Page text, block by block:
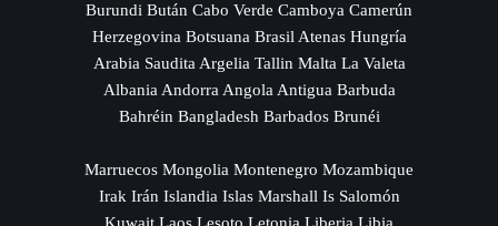
Burundi Bután Cabo Verde Camboya Camerún
Herzegovina Botsuana Brasil Atenas Hungría
Arabia Saudita Argelia Tallin Malta La Valeta
Albania Andorra Angola Antigua Barbuda
Bahréin Bangladesh Barbados Brunéi
Marruecos Mongolia Montenegro Mozambique
Irak Irán Islandia Islas Marshall Is Salomón